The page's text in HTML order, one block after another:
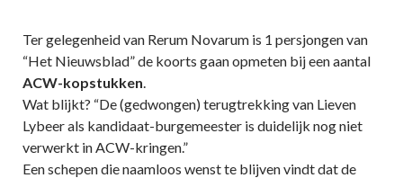
Ter gelegenheid van Rerum Novarum is 1 persjongen van
“Het Nieuwsblad” de koorts gaan opmeten bij een aantal
ACW-kopstukken.
Wat blijkt? “De (gedwongen) terugtrekking van Lieven
Lybeer als kandidaat-burgemeester is duidelijk nog niet
verwerkt in ACW-kringen.”
Een schepen die naamloos wenst te blijven vindt dat de